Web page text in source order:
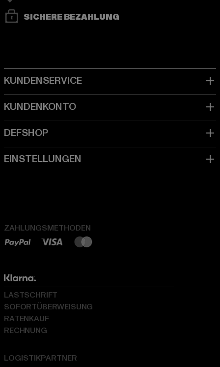
SICHERE BEZAHLUNG
ZAHLUNGSMETHODEN
LOGISTIKPARTNER
LASTSCHRIFT
SOFORTÜBERWEISUNG
RATENKAUF
RECHNUNG